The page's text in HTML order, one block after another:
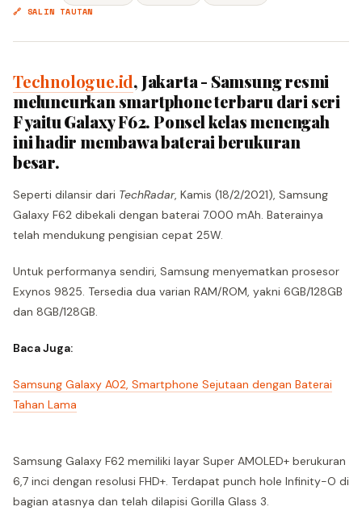
🔗 SALIN TAUTAN
Technologue.id, Jakarta - Samsung resmi
meluncurkan smartphone terbaru dari seri
F yaitu Galaxy F62. Ponsel kelas menengah
ini hadir membawa baterai berukuran
besar.
Seperti dilansir dari TechRadar, Kamis (18/2/2021), Samsung
Galaxy F62 dibekali dengan baterai 7.000 mAh. Baterainya
telah mendukung pengisian cepat 25W.
Untuk performanya sendiri, Samsung menyematkan prosesor
Exynos 9825. Tersedia dua varian RAM/ROM, yakni 6GB/128GB
dan 8GB/128GB.
Baca Juga:
Samsung Galaxy A02, Smartphone Sejutaan dengan Baterai
Tahan Lama
Samsung Galaxy F62 memiliki layar Super AMOLED+ berukuran
6,7 inci dengan resolusi FHD+. Terdapat punch hole Infinity-O di
bagian atasnya dan telah dilapisi Gorilla Glass 3.